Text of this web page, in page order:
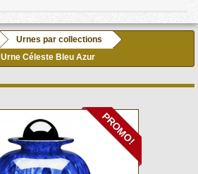
Urnes par collections
Urne Céleste Bleu Azur
PROMO!